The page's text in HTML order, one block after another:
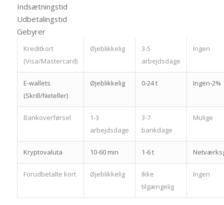
Indsætningstid
Udbetalingstid
Gebyrer
Kreditkort
(Visa/Mastercard)
Øjeblikkelig
3-5
arbejdsdage
Ingen
E-wallets
(Skrill/Neteller)
Øjeblikkelig 0-24 t Ingen-2%
Bankoverførsel
1-3
arbejdsdage
3-7
bankdage
Mulige
Kryptovaluta 10-60 min 1-6 t
Forudbetalte kort Øjeblikkelig
Ikke
tilgængelig
Ingen